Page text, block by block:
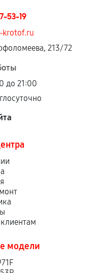
53-19
krotof.ru
213/72
до 21:00
модели